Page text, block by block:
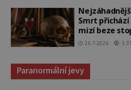
Smrt
mizí beze
26.7.2026
Paranormální jevy